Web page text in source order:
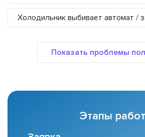
Холодильник выбивает автомат /
Этапы работ